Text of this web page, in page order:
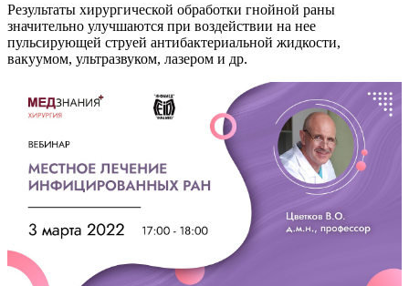
Результаты хирургической обработки гнойной раны
значительно улучшаются при воздействии на нее
пульсирующей струей антибактериальной жидкости,
вакуумом, ультразвуком, лазером и др.